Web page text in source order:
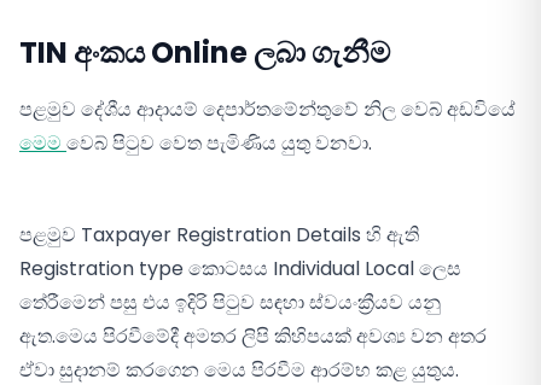
TIN අංකය Online ලබා ගැනීම
පළමුව දේශීය ආදායම් දෙපාර්තමේන්තුවේ නිල වෙබ් අඩවියේ
මෙම වෙබ් පිටුව වෙත පැමිණිය යුතු වනවා.
පළමුව Taxpayer Registration Details හි ඇති
Registration type කොටසය Individual Local ලෙස
තේරීමෙන් පසු එය ඉදිරි පිටුව සඳහා ස්වයංක්‍රීයව යනු
ඇත.මෙය පිරවීමේදී අමතර ලිපි කිහිපයක් අවශ්‍ය වන අතර
ඒවා සුදානම් කරගෙන මෙය පිරවීම ආරම්භ කළ යුතුය.